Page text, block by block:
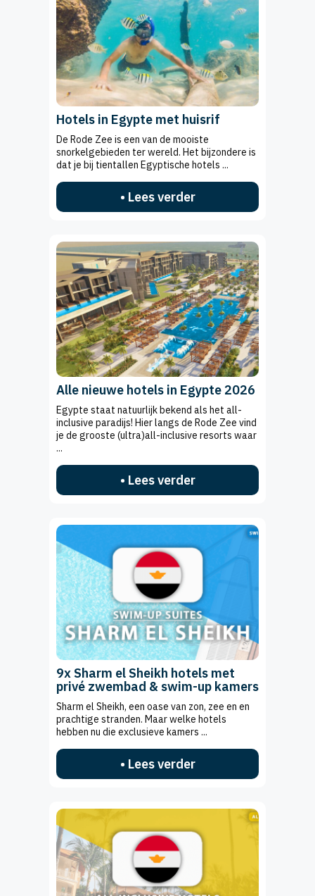
Hotels in Egypte met huisrif
De Rode Zee is een van de mooiste
snorkelgebieden ter wereld. Het bijzondere is
dat je bij tientallen Egyptische hotels ...
• Lees verder
Alle nieuwe hotels in Egypte 2026
Egypte staat natuurlijk bekend als het all-
inclusive paradijs! Hier langs de Rode Zee vind
je de grooste (ultra)all-inclusive resorts waar
...
• Lees verder
9x Sharm el Sheikh hotels met
privé zwembad & swim-up kamers
Sharm el Sheikh, een oase van zon, zee en en
prachtige stranden. Maar welke hotels
hebben nu die exclusieve kamers ...
• Lees verder